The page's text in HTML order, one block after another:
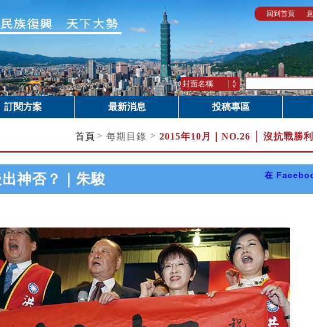
回到首頁
訂閱方案 最新消息 投稿專區
首頁 > 每期目錄 > 2015年10月｜ NO.26 │ 沒抗戰勝
神否？｜朱駿 在